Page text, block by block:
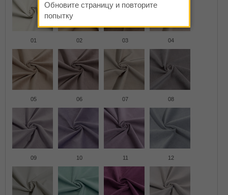
01 02 03 04
05 06 07 08
09 10 11 12
Обновите страницу и повторите
попытку